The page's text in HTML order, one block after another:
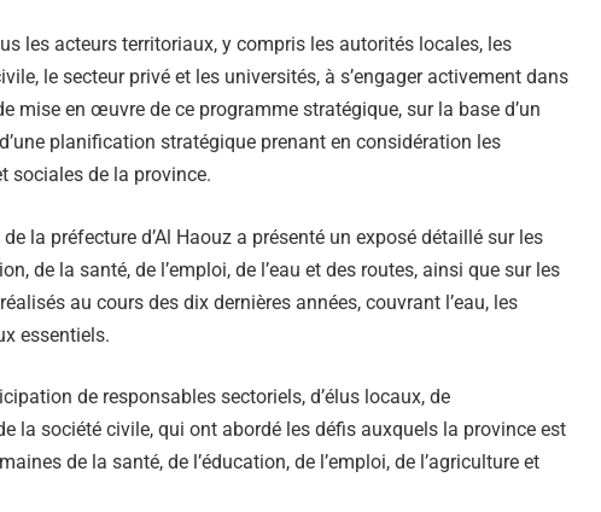
les acteurs territoriaux, y compris les autorités locales, les
le secteur privé et les universités, à s’engager activement dans
mise en œuvre de ce programme stratégique, sur la base d’un
planification stratégique prenant en considération les
sociales de la province.
la préfecture d’Al Haouz a présenté un exposé détaillé sur les
de la santé, de l’emploi, de l’eau et des routes, ainsi que sur les
au cours des dix dernières années, couvrant l’eau, les
essentiels.
de responsables sectoriels, d’élus locaux, de
la société civile, qui ont abordé les défis auxquels la province est
de la santé, de l’éducation, de l’emploi, de l’agriculture et